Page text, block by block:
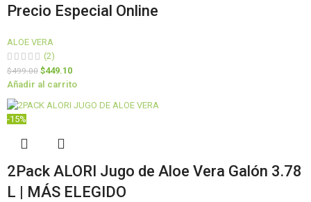
Precio Especial Online
ALOE VERA
(2)
$499.00 $449.10
Añadir al carrito
-15%
2Pack ALORI Jugo de Aloe Vera Galón 3.78
L | MÁS ELEGIDO